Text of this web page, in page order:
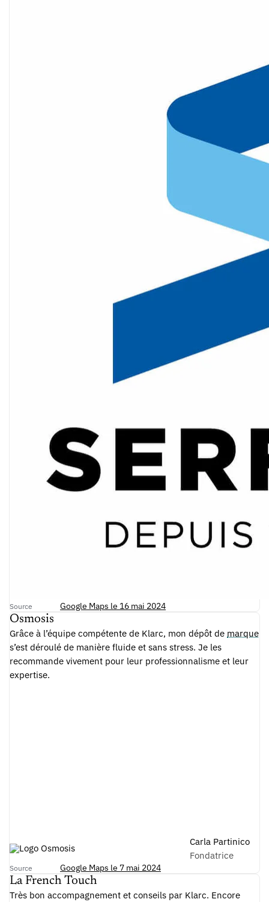
Source Google Maps le 16 mai 2024
Osmosis
Grâce à l’équipe compétente de Klarc, mon dépôt de marque
s’est déroulé de manière fluide et sans stress. Je les
recommande vivement pour leur professionnalisme et leur
expertise.
Carla Partinico
Fondatrice
Source Google Maps le 7 mai 2024
La French Touch
Très bon accompagnement et conseils par Klarc. Encore